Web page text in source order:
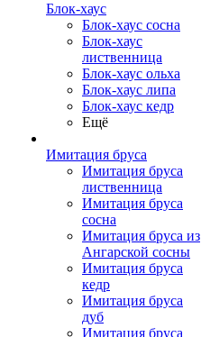
Блок-хаус
Блок-хаус сосна
Блок-хаус
лиственница
Блок-хаус ольха
Блок-хаус липа
Блок-хаус кедр
Ещё
Имитация бруса
Имитация бруса
лиственница
Имитация бруса
сосна
Имитация бруса из
Ангарской сосны
Имитация бруса
кедр
Имитация бруса
дуб
Имитация бруса